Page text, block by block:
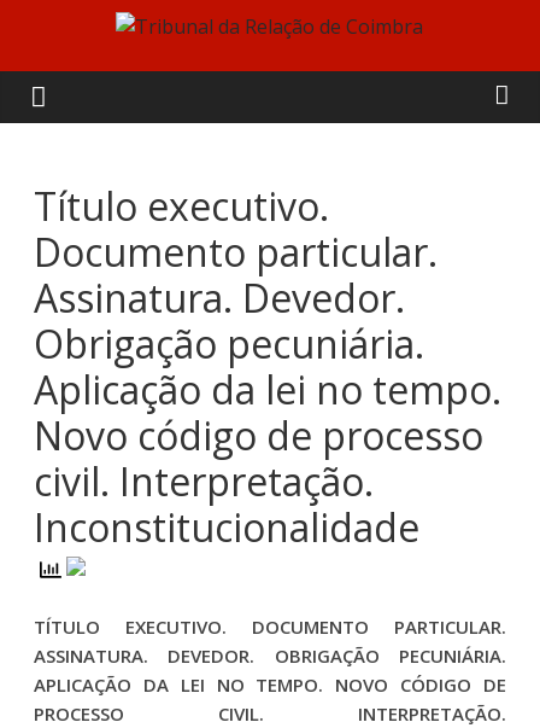
content
Tribunal
da
Relação
de
Coimbra
Título executivo.
Documento particular.
Assinatura. Devedor.
Obrigação pecuniária.
Aplicação da lei no tempo.
Novo código de processo
civil. Interpretação.
Inconstitucionalidade
TÍTULO EXECUTIVO. DOCUMENTO PARTICULAR.
ASSINATURA. DEVEDOR. OBRIGAÇÃO PECUNIÁRIA.
APLICAÇÃO DA LEI NO TEMPO. NOVO CÓDIGO DE
PROCESSO CIVIL. INTERPRETAÇÃO.